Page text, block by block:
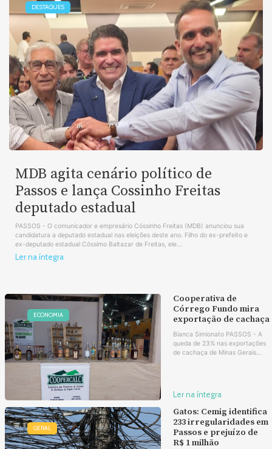
DESTAQUES
MDB agita cenário político de
Passos e lança Cossinho Freitas
deputado estadual
PASSOS - O comunicador e empresário Cóssinho Freitas (MDB) anunciou sua
candidatura a deputado estadual nas eleições deste ano. Filho do ex-prefeito e
ex-deputado estadual Cóssimo Baltazar de Freitas, ele...
Ler na íntegra
ECONOMIA
Cooperativa de
Córrego Fundo mira
exportação de cachaça
Bianca Simionato PASSOS - A
queda de 23% nas exportações
de cachaça de Minas Gerais...
Ler na íntegra
GERAL
Gatos: Cemig identifica
233 irregularidades em
Passos e prejuízo de
R$ 1 milhão